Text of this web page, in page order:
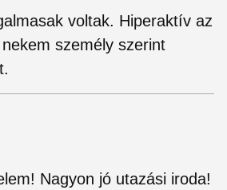
voltak. Hiperaktív az
személy szerint
Nagyon jó utazási iroda!